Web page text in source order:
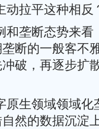
动拉平这种相反
垄断态势来看
断的一般客不
破，再逐步扩
生领域领域化
然的数据沉淀